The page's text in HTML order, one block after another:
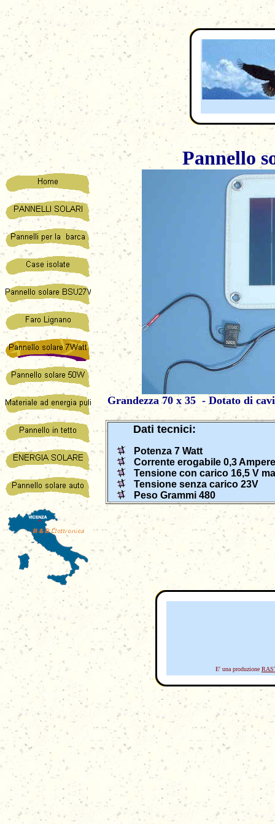
Pannello
Grandezza 70 x 35 - Dotato di
Dati tecnici:
Potenza 7 Watt
Corrente erogabile 0,3
Tensione con carico 16,5 V
Tensione senza carico 23V
Peso Grammi 480
E' una produzione